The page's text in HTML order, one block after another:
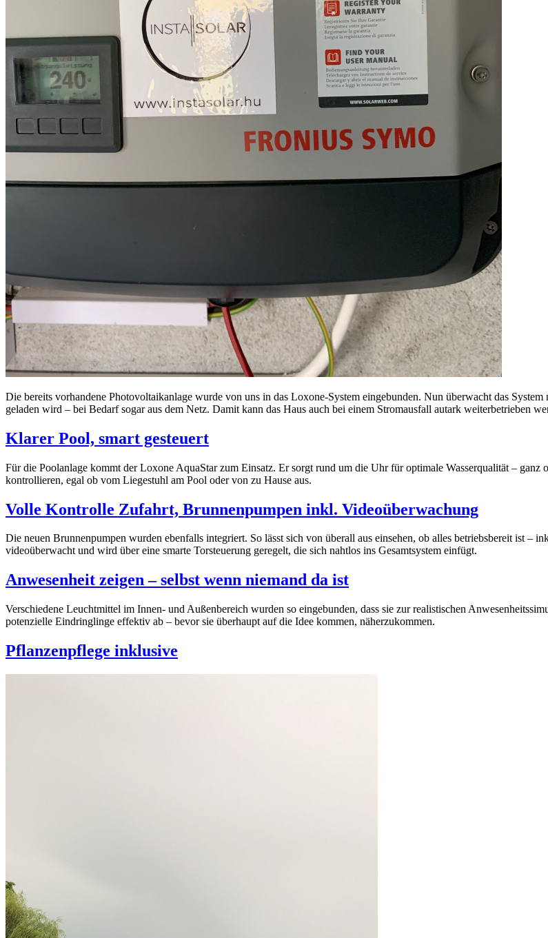
Die bereits vorhandene Photovoltaikanlage wurde von uns in das Loxone-System eingebunden. Nun überwacht das
geladen wird – bei Bedarf sogar aus dem Netz. Damit kann das Haus auch bei einem Stromausfall autark weiterbetrieben
Klarer Pool, smart gesteuert
Für die Poolanlage kommt der Loxone AquaStar zum Einsatz. Er sorgt rund um die Uhr für optimale Wasserqualität – ganz
kontrollieren, egal ob vom Liegestuhl am Pool oder von zu Hause aus.
Volle Kontrolle Zufahrt, Brunnenpumpen inkl. Videoüberwachung
Die neuen Brunnenpumpen wurden ebenfalls integriert. So lässt sich von überall aus einsehen, ob alles betriebsbereit ist –
videoüberwacht und wird über eine smarte Torsteuerung geregelt, die sich nahtlos ins Gesamtsystem einfügt.
Anwesenheit zeigen – selbst wenn niemand da ist
Verschiedene Leuchtmittel im Innen- und Außenbereich wurden so eingebunden, dass sie zur realistischen
potenzielle Eindringlinge effektiv ab – bevor sie überhaupt auf die Idee kommen, näherzukommen.
Pflanzenpflege inklusive